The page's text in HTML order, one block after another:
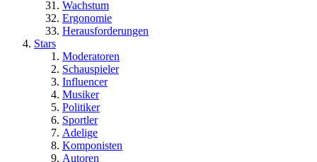
Wachstum
Ergonomie
Herausforderungen
Stars
Moderatoren
Schauspieler
Influencer
Musiker
Politiker
Sportler
Adelige
Komponisten
Autoren